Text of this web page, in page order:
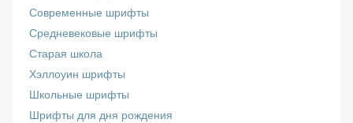
Современные шрифты
Средневековые шрифты
Старая школа
Хэллоуин шрифты
Школьные шрифты
Шрифты для дня рождения